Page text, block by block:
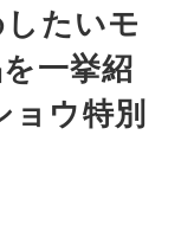
たいモ
一挙紹
ョウ特別